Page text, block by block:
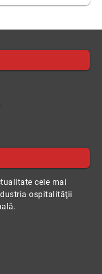
cele mai
ospitalităţii